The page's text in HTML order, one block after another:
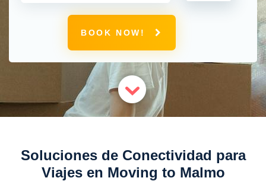
BOOK NOW!
Soluciones de Conectividad para
Viajes en Moving to Malmo